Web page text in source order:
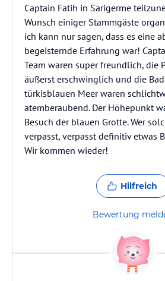
Captain Fatih in Sarigerme
Wunsch einiger Stammgäste
ich kann nur sagen, dass es eine
begeisternde Erfahrung war!
Team waren super freundlich, die
äußerst erschwinglich und die
türkisblauen Meer waren
atemberaubend. Der Höhepunkt
Besuch der blauen Grotte. Wer
verpasst, verpasst definitiv etwas
Wir kommen wieder!
Hilfreich
Bewertung